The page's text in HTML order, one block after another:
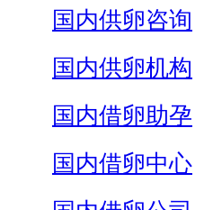
国内供卵咨询
国内供卵机构
国内借卵助孕
国内借卵中心